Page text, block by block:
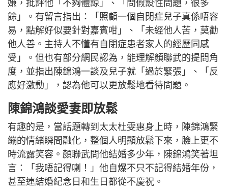
嫌，批評他「不夠體諒」、「問假設性問題，很多
餘」。有留言指出：「照顧一個自閉症兒子真係唔容
易，點解好似要針對嘉賓咁」、「未經他人苦，莫勸
他人善。主持人不懂有自閉症患者家人的經歷同感
受」。但也有部分網民認為，能理解顏聯武的提問角
度，並指出陳錦鴻一談及兒子就「過於緊張」、「反
應好激動」，認為他可以更放鬆地看待問題。
陳錦鴻談愛妻即放鬆
有趣的是，當話題轉到太太杜雯惠身上時，陳錦鴻緊
繃的情緒瞬間融化，整個人明顯放鬆下來，臉上更不
時流露笑容。顏聯武問他結婚多少年，陳錦鴻笑著坦
言：「我唔記得喇！」他自爆不只不記得結婚年份，
甚至連結婚紀念日和生日都從不慶祝。